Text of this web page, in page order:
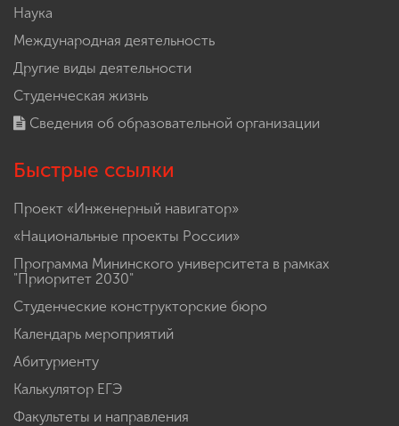
Наука
Международная деятельность
Другие виды деятельности
Студенческая жизнь
Сведения об образовательной организации
Быстрые ссылки
Проект «Инженерный навигатор»
«Национальные проекты России»
Программа Мининского университета в рамках
"Приоритет 2030"
Студенческие конструкторские бюро
Календарь мероприятий
Абитуриенту
Калькулятор ЕГЭ
Факультеты и направления